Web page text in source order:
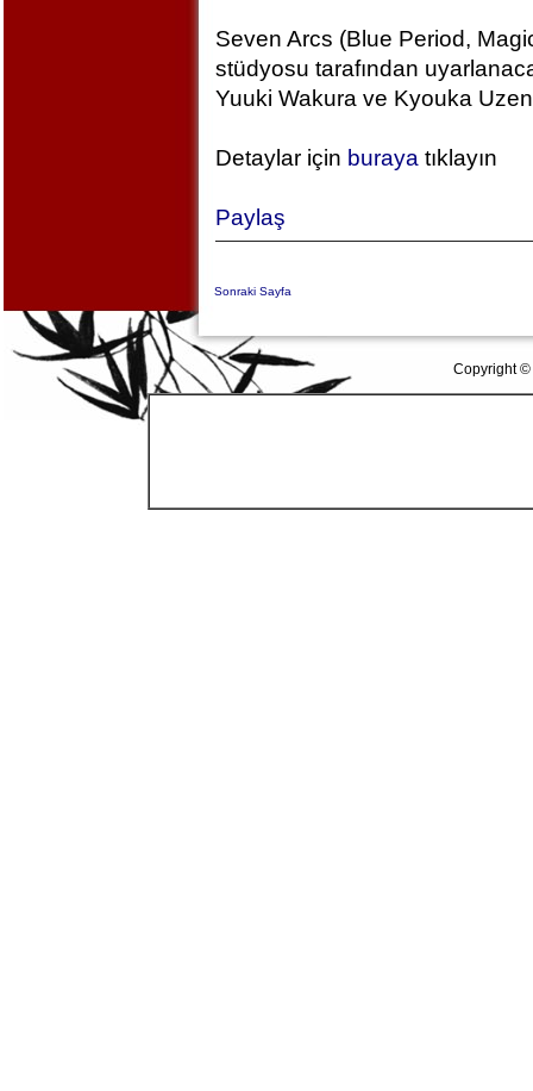
Seven Arcs (Blue Period,
stüdyosu tarafından
Yuuki Wakura ve Kyouka
Detaylar için buraya tıklayın
Paylaş
Sonraki Sayfa
Copyright ©